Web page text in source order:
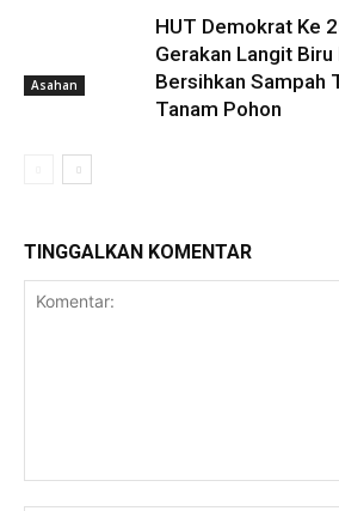
Asahan
HUT Demokrat Ke
Gerakan Langit
Bersihkan Sampah
Tanam Pohon
TINGGALKAN KOMENTAR